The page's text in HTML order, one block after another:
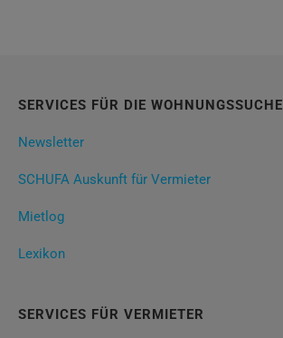
SERVICES FÜR DIE WOHNUNGSSUCHE
Newsletter
SCHUFA Auskunft für Vermieter
Mietlog
Lexikon
SERVICES FÜR VERMIETER